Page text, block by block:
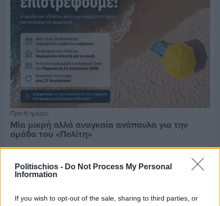
Politischios - Do Not Process My Personal
Information
If you wish to opt-out of the sale, sharing to third parties, or
Πριν 6 ημέρες
Μία μικρή αλλά αναγκαία ανάπαυλα για την
ομάδα του «Πολίτη»